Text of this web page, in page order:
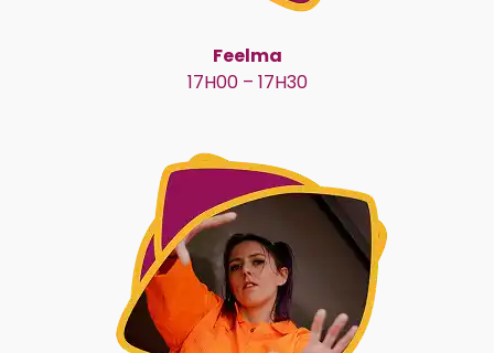
Feelma
17H00 – 17H30